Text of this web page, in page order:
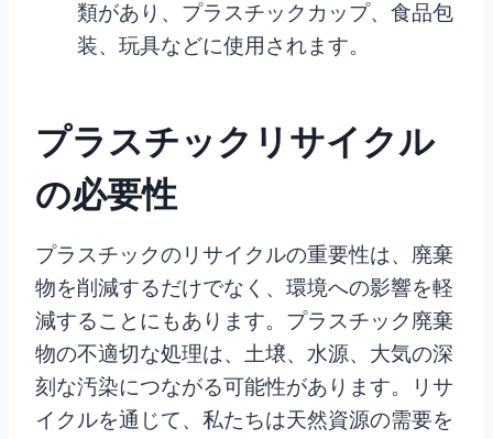
類があり、プラスチックカップ、食品包
装、玩具などに使用されます。
プラスチックリサイクル
の必要性
プラスチックのリサイクルの重要性は、廃棄
物を削減するだけでなく、環境への影響を軽
減することにもあります。プラスチック廃棄
物の不適切な処理は、土壌、水源、大気の深
刻な汚染につながる可能性があります。リサ
イクルを通じて、私たちは天然資源の需要を